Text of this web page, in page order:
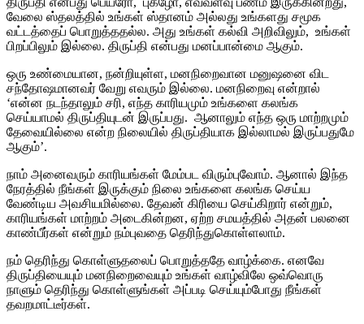
வேலை ஸ்தலத்தில் உங்கள் ஸ்தானம் அல்லது உங்களது சமூக
வட்டத்தைப் பொறுத்ததல்ல. அது உங்கள் கல்வி அறிவிலும், உங்கள்
பிறப்பிலும் இல்லை. திருப்தி என்பது மனப்பான்மை ஆகும்.
ஒரு உண்மையான, நன்றியுள்ள, மனநிறைவான மனுஷனை விட
சந்தோஷமானவர் வேறு எவரும் இல்லை. மனநிறைவு என்றால்
‘என்ன நடந்தாலும் சரி, எந்த காரியமும் உங்களை கலங்க
செய்யாமல் திருப்தியுடன் இருப்பது. ஆனாலும் எந்த ஒரு மாற்றமும்
தேவையில்லை என்ற நிலையில் திருப்தியாக இல்லாமல் இருப்பதுமே
ஆகும்’.
நாம் அனைவரும் காரியங்கள் மேம்பட விரும்புவோம். ஆனால் இந்த
நேரத்தில் நீங்கள் இருக்கும் நிலை உங்களை கலங்க செய்ய
வேண்டிய அவசியமில்லை. தேவன் கிரியை செய்கிறார் என்றும்,
காரியங்கள் மாற்றம் அடைகின்றன, ஏற்ற சமயத்தில் அதன் பலனை
காண்பீர்கள் என்றும் நம்புவதை தெரிந்துகொள்ளலாம்.
நம் தெரிந்து கொள்ளுதலைப் பொறுத்ததே வாழ்க்கை. எனவே
திருப்தியையும் மனநிறைவையும் உங்கள் வாழ்விலே ஒவ்வொரு
நாளும் தெரிந்து கொள்ளுங்கள் அப்படி செய்யும்போது நீங்கள்
தவறமாட்டீர்கள்.